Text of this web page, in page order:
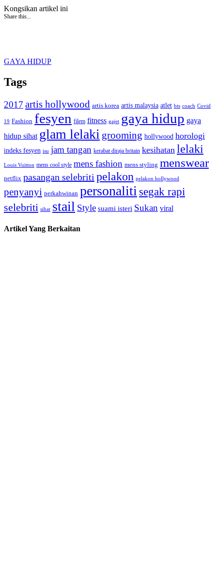
Kongsikan artikel ini
Share this...
GAYA HIDUP
Tags
2017 artis hollywood artis korea artis malaysia atlet bts coach Covid
19 Fashion fesyen filem fitness gajet gaya hidup gaya
hidup sihat glam lelaki grooming hollywood horologi
indeks fesyen isu jam tangan kerabat diraja britain kesihatan lelaki
Louis Vuitton mens cool style mens fashion mens styling menswear
netflix pasangan selebriti pelakon pelakon hollywood
penyanyi perkahwinan personaliti segak rapi
selebriti sihat stail Style suami isteri Sukan viral
Artikel Yang Berkaitan